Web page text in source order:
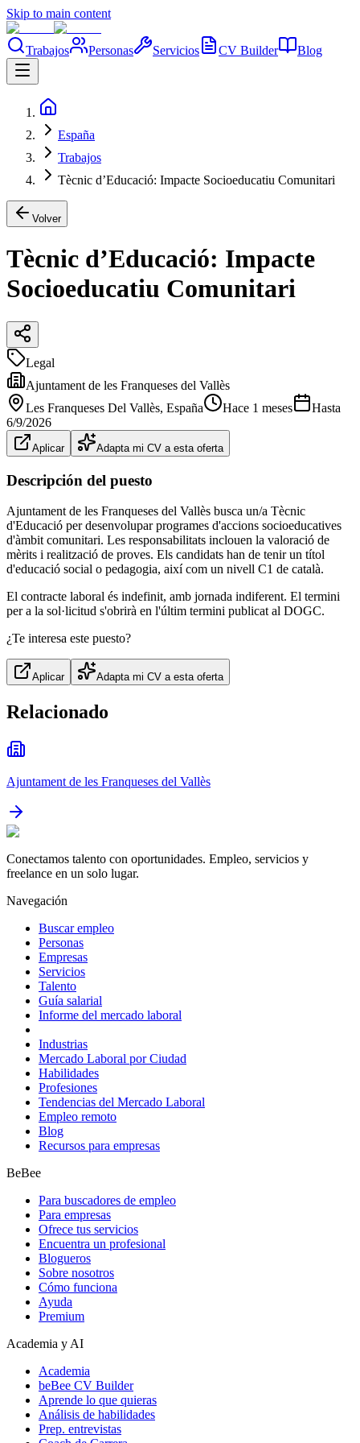
Skip to main content
Trabajos Personas Servicios CV Builder Blog
España
Trabajos
Tècnic d’Educació: Impacte Socioeducatiu Comunitari
Volver
Tècnic d’Educació: Impacte
Socioeducatiu Comunitari
Legal
Ajuntament de les Franqueses del Vallès
Les Franqueses Del Vallès, España Hace 1 meses
Hasta
6/9/2026
Aplicar Adapta mi CV a esta oferta
Descripción del puesto
Ajuntament de les Franqueses del Vallès busca un/a Tècnic
d'Educació per desenvolupar programes d'accions socioeducatives
d'àmbit comunitari. Les responsabilitats inclouen la valoració de
mèrits i realització de proves. Els candidats han de tenir un títol
d'educació social o pedagogia, així com un nivell C1 de català.
El contracte laboral és indefinit, amb jornada indiferent. El termini
per a la sol·licitud s'obrirà en l'últim termini publicat al DOGC.
¿Te interesa este puesto?
Aplicar Adapta mi CV a esta oferta
Relacionado
Ajuntament de les Franqueses del Vallès
Conectamos talento con oportunidades. Empleo, servicios y
freelance en un solo lugar.
Navegación
Buscar empleo
Personas
Empresas
Servicios
Talento
Guía salarial
Informe del mercado laboral
Industrias
Mercado Laboral por Ciudad
Habilidades
Profesiones
Tendencias del Mercado Laboral
Empleo remoto
Blog
Recursos para empresas
BeBee
Para buscadores de empleo
Para empresas
Ofrece tus servicios
Encuentra un profesional
Blogueros
Sobre nosotros
Cómo funciona
Ayuda
Premium
Academia y AI
Academia
beBee CV Builder
Aprende lo que quieras
Análisis de habilidades
Prep. entrevistas